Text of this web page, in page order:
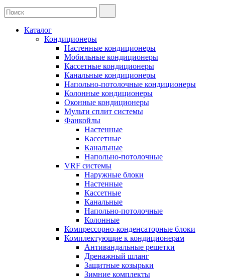
Каталог
Кондиционеры
Настенные кондиционеры
Мобильные кондиционеры
Кассетные кондиционеры
Канальные кондиционеры
Напольно-потолочные кондиционеры
Колонные кондиционеры
Оконные кондиционеры
Мульти сплит системы
Фанкойлы
Настенные
Кассетные
Канальные
Напольно-потолочные
VRF системы
Наружные блоки
Настенные
Кассетные
Канальные
Напольно-потолочные
Колонные
Компрессорно-конденсаторные блоки
Комплектующие к кондиционерам
Антивандальные решетки
Дренажный шланг
Защитные козырьки
Зимние комплекты